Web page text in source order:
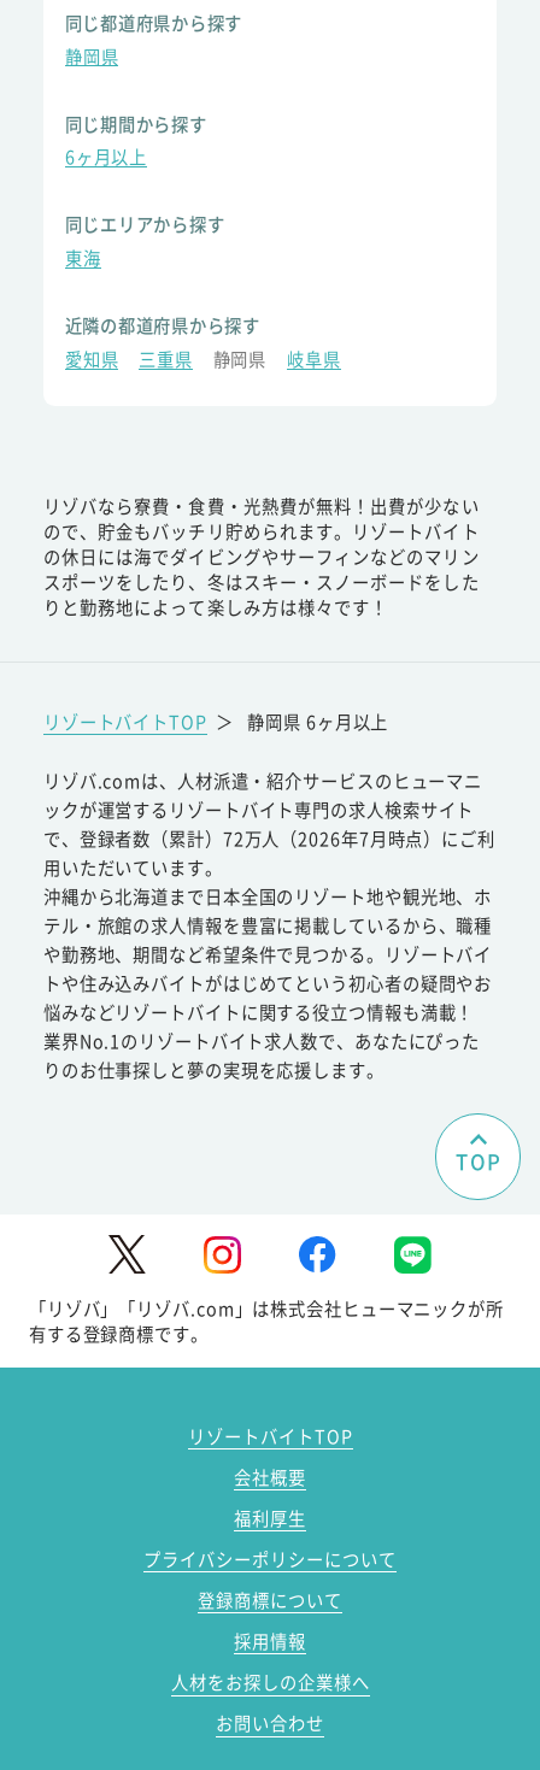
同じ都道府県から探す
静岡県
同じ期間から探す
6ヶ月以上
同じエリアから探す
東海
近隣の都道府県から探す
愛知県
三重県 静岡県 岐阜県
リゾバなら寮費・食費・光熱費が無料！出費が少ない
ので、貯金もバッチリ貯められます。リゾートバイト
の休日には海でダイビングやサーフィンなどのマリン
スポーツをしたり、冬はスキー・スノーボードをした
りと勤務地によって楽しみ方は様々です！
リゾートバイトTOP ＞ 静岡県 6ヶ月以上
リゾバ.comは、人材派遣・紹介サービスのヒューマニ
ックが運営するリゾートバイト専門の求人検索サイト
で、登録者数（累計）72万人（2026年7月時点）にご利
用いただいています。
沖縄から北海道まで日本全国のリゾート地や観光地、ホ
テル・旅館の求人情報を豊富に掲載しているから、職種
や勤務地、期間など希望条件で見つかる。リゾートバイ
トや住み込みバイトがはじめてという初心者の疑問やお
悩みなどリゾートバイトに関する役立つ情報も満載！
業界No.1のリゾートバイト求人数で、あなたにぴった
りのお仕事探しと夢の実現を応援します。
TOP
「リゾバ」「リゾバ.com」は株式会社ヒューマニックが所
有する登録商標です。
リゾートバイトTOP
会社概要
福利厚生
プライバシーポリシーについて
登録商標について
採用情報
人材をお探しの企業様へ
お問い合わせ